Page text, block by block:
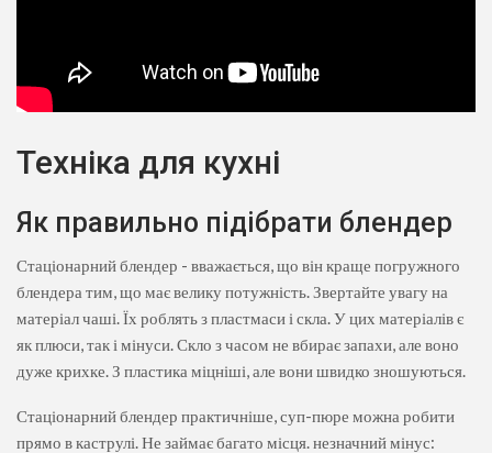
Техніка для кухні
Як правильно підібрати блендер
Стаціонарний блендер - вважається, що він краще погружного
блендера тим, що має велику потужність. Звертайте увагу на
матеріал чаші. Їх роблять з пластмаси і скла. У цих матеріалів є
як плюси, так і мінуси. Скло з часом не вбирає запахи, але воно
дуже крихке. З пластика міцніші, але вони швидко зношуються.
Стаціонарний блендер практичніше, суп-пюре можна робити
прямо в каструлі. Не займає багато місця. незначний мінус: